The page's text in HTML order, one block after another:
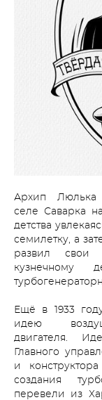
Архип
селе Саварка
детства
семилетку, а
развил свои
кузнечному
Ещё в 1933
идею
двигателя.
Главного
и
создания
перевели из